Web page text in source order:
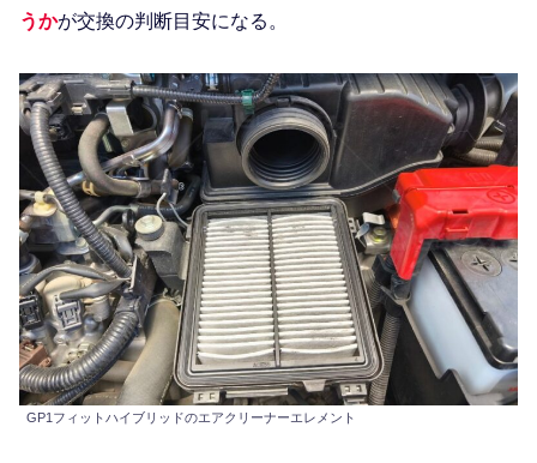
うかが交換の判断目安になる。
GP1フィットハイブリッドのエアクリーナーエレメント